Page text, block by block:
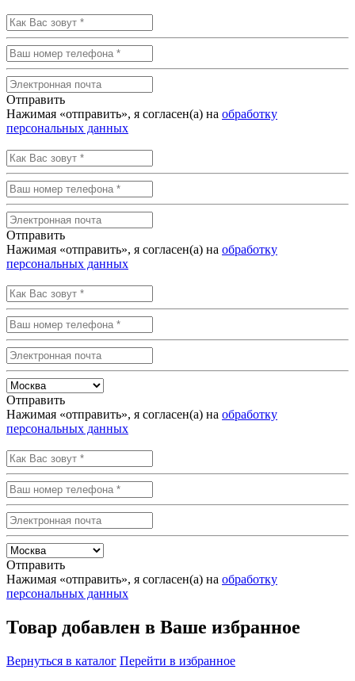
Отправить
Нажимая «отправить», я согласен(а) на обработку
персональных данных
Отправить
Нажимая «отправить», я согласен(а) на обработку
персональных данных
Отправить
Нажимая «отправить», я согласен(а) на обработку
персональных данных
Отправить
Нажимая «отправить», я согласен(а) на обработку
персональных данных
Товар добавлен в Ваше избранное
Вернуться в каталог Перейти в избранное